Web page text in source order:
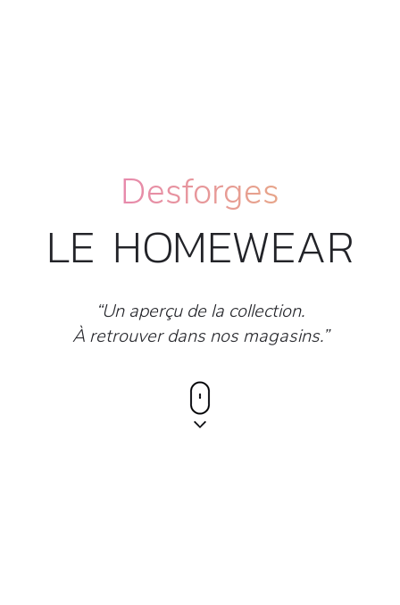
Desforges
LE HOMEWEAR
“Un aperçu de la collection.
À retrouver dans nos magasins.”